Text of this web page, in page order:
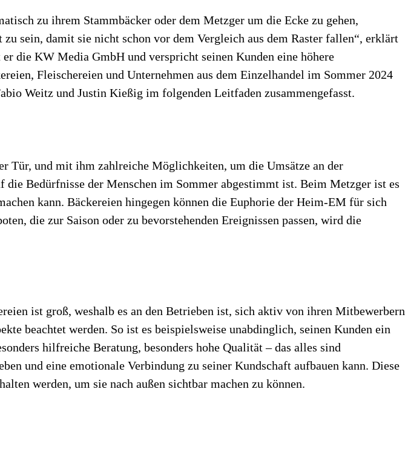
zu ihrem Stammbäcker oder dem Metzger um die Ecke zu gehen,
sein, damit sie nicht schon vor dem Vergleich aus dem Raster fallen“, erklärt
die KW Media GmbH und verspricht seinen Kunden eine höhere
Fleischereien und Unternehmen aus dem Einzelhandel im Sommer 2024
Weitz und Justin Kießig im folgenden Leitfaden zusammengefasst.
Tür, und mit ihm zahlreiche Möglichkeiten, um die Umsätze an der
Bedürfnisse der Menschen im Sommer abgestimmt ist. Beim Metzger ist es
kann. Bäckereien hingegen können die Euphorie der Heim-EM für sich
die zur Saison oder zu bevorstehenden Ereignissen passen, wird die
ist groß, weshalb es an den Betrieben ist, sich aktiv von ihren Mitbewerbern
beachtet werden. So ist es beispielsweise unabdinglich, seinen Kunden ein
hilfreiche Beratung, besonders hohe Qualität – das alles sind
und eine emotionale Verbindung zu seiner Kundschaft aufbauen kann. Diese
werden, um sie nach außen sichtbar machen zu können.